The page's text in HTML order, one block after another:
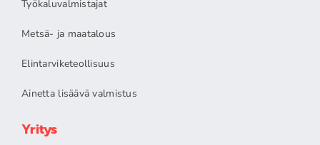
Työkaluvalmistajat
Metsä- ja maatalous
Elintarviketeollisuus
Ainetta lisäävä valmistus
Yritys